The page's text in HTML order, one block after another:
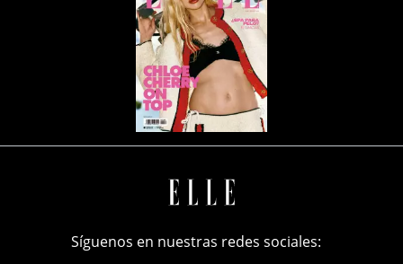
Síguenos en nuestras redes sociales: